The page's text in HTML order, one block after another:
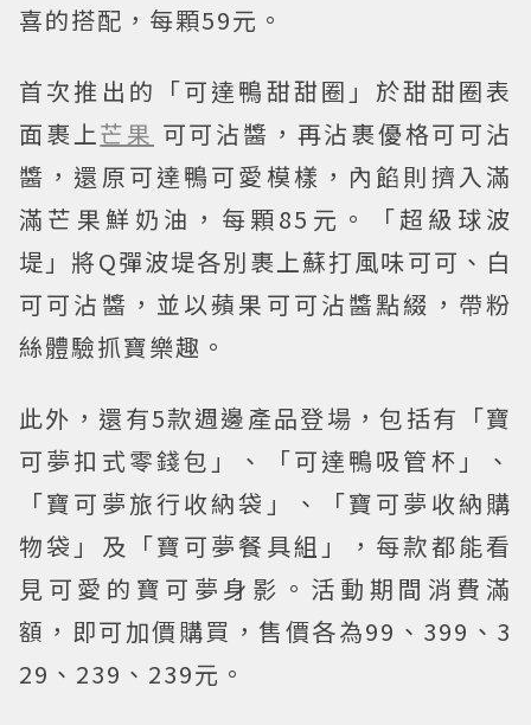
喜的搭配，每顆59元。
首次推出的「可達鴨甜甜圈」於甜甜圈表
面裹上芒果 可可沾醬，再沾裹優格可可沾
醬，還原可達鴨可愛模樣，內餡則擠入滿
滿芒果鮮奶油，每顆85元。「超級球波
堤」將Q彈波堤各別裹上蘇打風味可可、白
可可沾醬，並以蘋果可可沾醬點綴，帶粉
絲體驗抓寶樂趣。
此外，還有5款週邊產品登場，包括有「寶
可夢扣式零錢包」、「可達鴨吸管杯」、
「寶可夢旅行收納袋」、「寶可夢收納購
物袋」及「寶可夢餐具組」，每款都能看
見可愛的寶可夢身影。活動期間消費滿
額，即可加價購買，售價各為99、399、3
29、239、239元。